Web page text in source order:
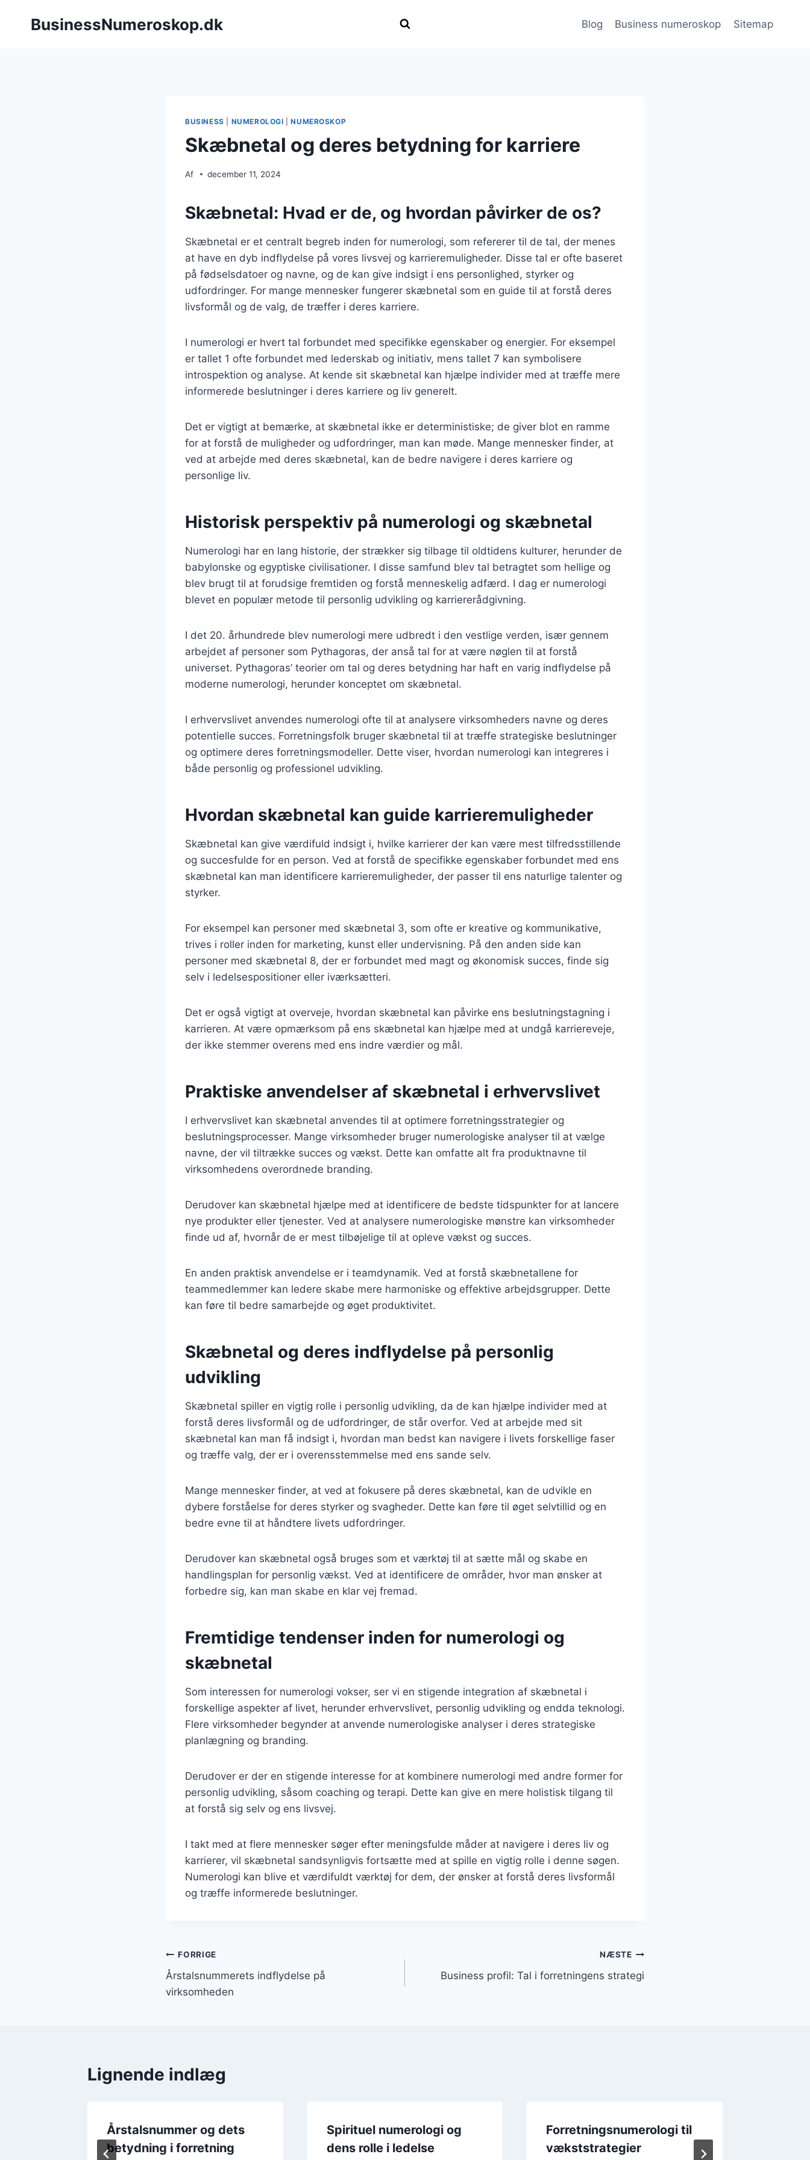
BusinessNumeroskop.dk Blog Business numeroskop Sitemap
BUSINESS NUMEROLOGI |NUMEROSKOP
Skæbnetal og deres betydning for karriere
Af december 11, 2024
Skæbnetal: Hvad er de, og hvordan påvirker de os?
Skæbnetal er et centralt begreb inden for numerologi, som refererer til de tal, der menes
at have en dyb indflydelse på vores livsvej og karrieremuligheder. Disse tal er ofte baseret
på fødselsdatoer og navne, og de kan give indsigt i ens personlighed, styrker og
udfordringer. For mange mennesker fungerer skæbnetal som en guide til at forstå deres
livsformål og de valg, de træffer i deres karriere.
I numerologi er hvert tal forbundet med specifikke egenskaber og energier. For eksempel
er tallet 1 ofte forbundet med lederskab og initiativ, mens tallet 7 kan symbolisere
introspektion og analyse. At kende sit skæbnetal kan hjælpe individer med at træffe mere
informerede beslutninger i deres karriere og liv generelt.
Det er vigtigt at bemærke, at skæbnetal ikke er deterministiske; de giver blot en ramme
for at forstå de muligheder og udfordringer, man kan møde. Mange mennesker finder, at
ved at arbejde med deres skæbnetal, kan de bedre navigere i deres karriere og
personlige liv.
Historisk perspektiv på numerologi og skæbnetal
Numerologi har en lang historie, der strækker sig tilbage til oldtidens kulturer, herunder de
babylonske og egyptiske civilisationer. I disse samfund blev tal betragtet som hellige og
blev brugt til at forudsige fremtiden og forstå menneskelig adfærd. I dag er numerologi
blevet en populær metode til personlig udvikling og karriererådgivning.
I det 20. århundrede blev numerologi mere udbredt i den vestlige verden, især gennem
arbejdet af personer som Pythagoras, der anså tal for at være nøglen til at forstå
universet. Pythagoras’ teorier om tal og deres betydning har haft en varig indflydelse på
moderne numerologi, herunder konceptet om skæbnetal.
I erhvervslivet anvendes numerologi ofte til at analysere virksomheders navne og deres
potentielle succes. Forretningsfolk bruger skæbnetal til at træffe strategiske beslutninger
og optimere deres forretningsmodeller. Dette viser, hvordan numerologi kan integreres i
både personlig og professionel udvikling.
Hvordan skæbnetal kan guide karrieremuligheder
Skæbnetal kan give værdifuld indsigt i, hvilke karrierer der kan være mest tilfredsstillende
og succesfulde for en person. Ved at forstå de specifikke egenskaber forbundet med ens
skæbnetal kan man identificere karrieremuligheder, der passer til ens naturlige talenter og
styrker.
For eksempel kan personer med skæbnetal 3, som ofte er kreative og kommunikative,
trives i roller inden for marketing, kunst eller undervisning. På den anden side kan
personer med skæbnetal 8, der er forbundet med magt og økonomisk succes, finde sig
selv i ledelsespositioner eller iværksætteri.
Det er også vigtigt at overveje, hvordan skæbnetal kan påvirke ens beslutningstagning i
karrieren. At være opmærksom på ens skæbnetal kan hjælpe med at undgå karriereveje,
der ikke stemmer overens med ens indre værdier og mål.
Praktiske anvendelser af skæbnetal i erhvervslivet
I erhvervslivet kan skæbnetal anvendes til at optimere forretningsstrategier og
beslutningsprocesser. Mange virksomheder bruger numerologiske analyser til at vælge
navne, der vil tiltrække succes og vækst. Dette kan omfatte alt fra produktnavne til
virksomhedens overordnede branding.
Derudover kan skæbnetal hjælpe med at identificere de bedste tidspunkter for at lancere
nye produkter eller tjenester. Ved at analysere numerologiske mønstre kan virksomheder
finde ud af, hvornår de er mest tilbøjelige til at opleve vækst og succes.
En anden praktisk anvendelse er i teamdynamik. Ved at forstå skæbnetallene for
teammedlemmer kan ledere skabe mere harmoniske og effektive arbejdsgrupper. Dette
kan føre til bedre samarbejde og øget produktivitet.
Skæbnetal og deres indflydelse på personlig
udvikling
Skæbnetal spiller en vigtig rolle i personlig udvikling, da de kan hjælpe individer med at
forstå deres livsformål og de udfordringer, de står overfor. Ved at arbejde med sit
skæbnetal kan man få indsigt i, hvordan man bedst kan navigere i livets forskellige faser
og træffe valg, der er i overensstemmelse med ens sande selv.
Mange mennesker finder, at ved at fokusere på deres skæbnetal, kan de udvikle en
dybere forståelse for deres styrker og svagheder. Dette kan føre til øget selvtillid og en
bedre evne til at håndtere livets udfordringer.
Derudover kan skæbnetal også bruges som et værktøj til at sætte mål og skabe en
handlingsplan for personlig vækst. Ved at identificere de områder, hvor man ønsker at
forbedre sig, kan man skabe en klar vej fremad.
Fremtidige tendenser inden for numerologi og
skæbnetal
Som interessen for numerologi vokser, ser vi en stigende integration af skæbnetal i
forskellige aspekter af livet, herunder erhvervslivet, personlig udvikling og endda teknologi.
Flere virksomheder begynder at anvende numerologiske analyser i deres strategiske
planlægning og branding.
Derudover er der en stigende interesse for at kombinere numerologi med andre former for
personlig udvikling, såsom coaching og terapi. Dette kan give en mere holistisk tilgang til
at forstå sig selv og ens livsvej.
I takt med at flere mennesker søger efter meningsfulde måder at navigere i deres liv og
karrierer, vil skæbnetal sandsynligvis fortsætte med at spille en vigtig rolle i denne søgen.
Numerologi kan blive et værdifuldt værktøj for dem, der ønsker at forstå deres livsformål
og træffe informerede beslutninger.
Indlægsnavigation
FORRIGE
Årstalsnummerets indflydelse på
virksomheden
NÆSTE
Business profil: Tal i forretningens strategi
Lignende indlæg
Årstalsnummer og dets
betydning i forretning
Spirituel numerologi og
dens rolle i ledelse
Forretningsnumerologi til
vækststrategier